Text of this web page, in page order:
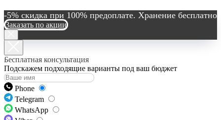
-5% скидка при 100% предоплате. Хранение бесплатно
Заказать по акции
Бесплатная консультация
Подскажем подходящие варианты под ваш бюджет
Phone
Telegram
WhatsApp